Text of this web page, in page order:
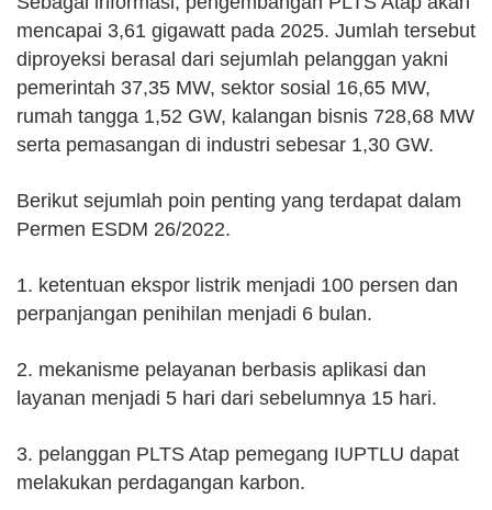
mencapai 3,61 gigawatt pada 2025. Jumlah tersebut
diproyeksi berasal dari sejumlah pelanggan yakni
pemerintah 37,35 MW, sektor sosial 16,65 MW,
rumah tangga 1,52 GW, kalangan bisnis 728,68 MW
serta pemasangan di industri sebesar 1,30 GW.
Berikut sejumlah poin penting yang terdapat dalam
Permen ESDM 26/2022.
1. ketentuan ekspor listrik menjadi 100 persen dan
perpanjangan penihilan menjadi 6 bulan.
2. mekanisme pelayanan berbasis aplikasi dan
layanan menjadi 5 hari dari sebelumnya 15 hari.
3. pelanggan PLTS Atap pemegang IUPTLU dapat
melakukan perdagangan karbon.